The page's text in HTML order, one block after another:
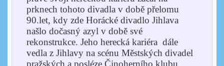
prknech tohoto divadla v době přelomu
90.let,kdy zde Horácké divadlo Jihlava
našlo dočasný azyl v době své
rekonstrukce. Jeho herecká kariéra dále
vedla z Jihlavy na scénu Městských divadel
pražských a posléze Činoherního klubu